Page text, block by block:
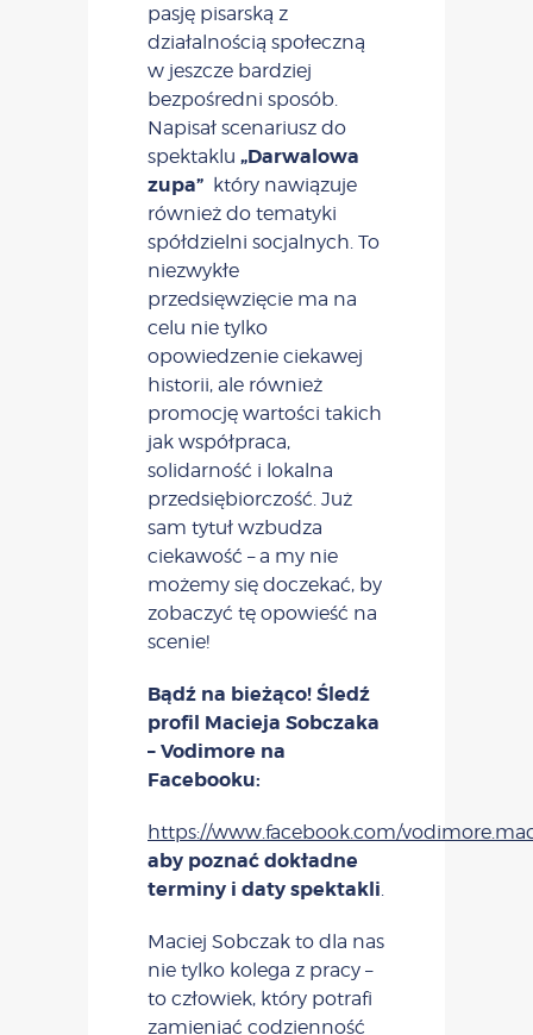
pasję pisarską z
działalnością społeczną
w jeszcze bardziej
bezpośredni sposób.
Napisał scenariusz do
spektaklu „Darwalowa
zupa” który nawiązuje
również do tematyki
spółdzielni socjalnych. To
niezwykłe
przedsięwzięcie ma na
celu nie tylko
opowiedzenie ciekawej
historii, ale również
promocję wartości takich
jak współpraca,
solidarność i lokalna
przedsiębiorczość. Już
sam tytuł wzbudza
ciekawość – a my nie
możemy się doczekać, by
zobaczyć tę opowieść na
scenie!
Bądź na bieżąco! Śledź
profil Macieja Sobczaka
– Vodimore na
Facebooku:
https://www.facebook.com/
aby poznać dokładne
terminy i daty spektakli.
Maciej Sobczak to dla nas
nie tylko kolega z pracy –
to człowiek, który potrafi
zamieniać codzienność